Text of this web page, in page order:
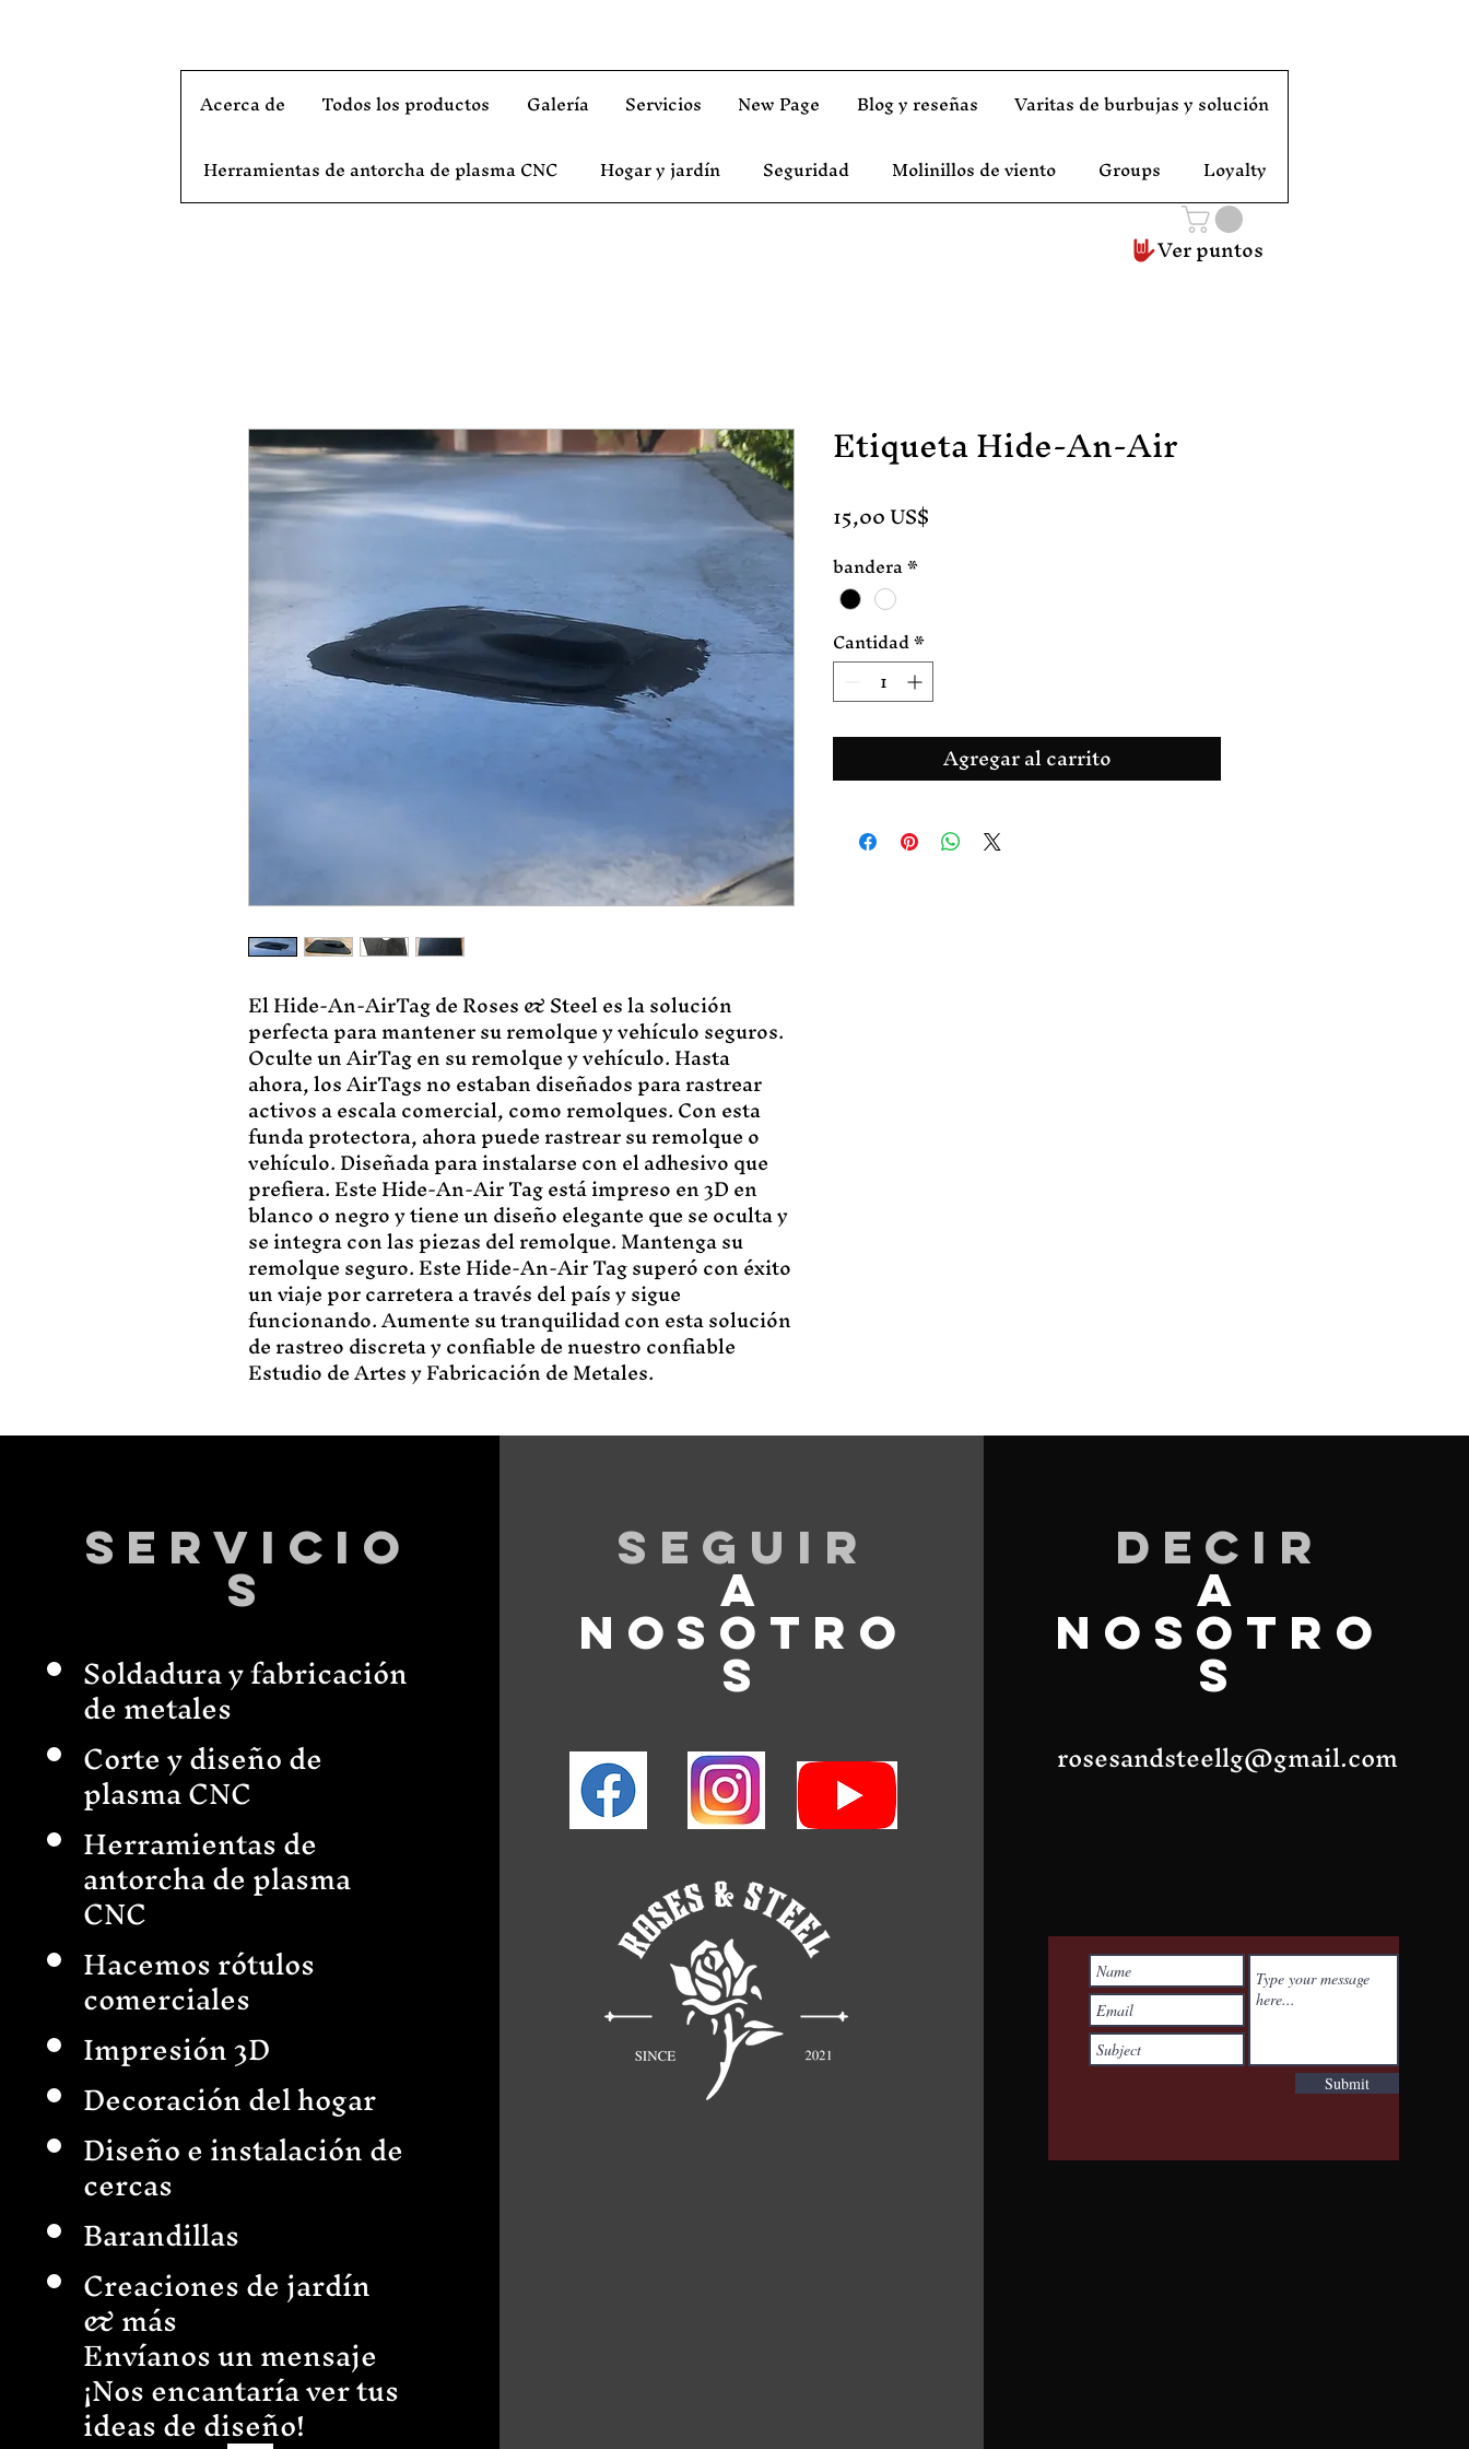
Acerca de Todos los productos Galería Servicios New Page Blog y reseñas
Varitas de burbujas y solución
Herramientas de antorcha de plasma CNC
Hogar y jardín Seguridad Molinillos de viento Groups Loyalty
Ver puntos
El Hide-An-AirTag de Roses & Steel es la solución
perfecta para mantener su remolque y vehículo seguros.
Oculte un AirTag en su remolque y vehículo. Hasta
ahora, los AirTags no estaban diseñados para rastrear
activos a escala comercial, como remolques. Con esta
funda protectora, ahora puede rastrear su remolque o
vehículo. Diseñada para instalarse con el adhesivo que
prefiera. Este Hide-An-Air Tag está impreso en 3D en
blanco o negro y tiene un diseño elegante que se oculta y
se integra con las piezas del remolque. Mantenga su
remolque seguro. Este Hide-An-Air Tag superó con éxito
un viaje por carretera a través del país y sigue
funcionando. Aumente su tranquilidad con esta solución
de rastreo discreta y confiable de nuestro confiable
Estudio de Artes y Fabricación de Metales.
Etiqueta Hide-An-Air
15,00 US$
bandera*
Cantidad*
Agregar al carrito
Servicio
s
Soldadura y fabricación
de metales
Corte y diseño de
plasma CNC
Herramientas de
antorcha de plasma
CNC
Hacemos rótulos
comerciales
Impresión 3D
Decoración del hogar
Diseño e instalación de
cercas
Barandillas
Creaciones de jardín
& más
Envíanos un mensaje
¡Nos encantaría ver tus
ideas de diseño!
Seguir
A
NOSOTRO
S
DECIR
A
NOSOTRO
S
rosesandsteellg@gmail.com
Submit